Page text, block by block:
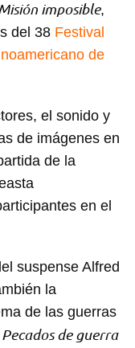
imposible,
del 38 Festival
de
el sonido y
de imágenes en
de la
en el
suspense Alfred
la
de las guerras
Pecados de guerra